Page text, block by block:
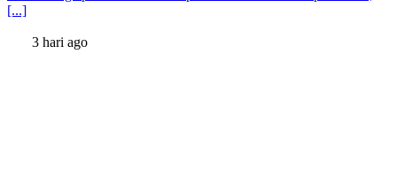
[...]
3 hari ago